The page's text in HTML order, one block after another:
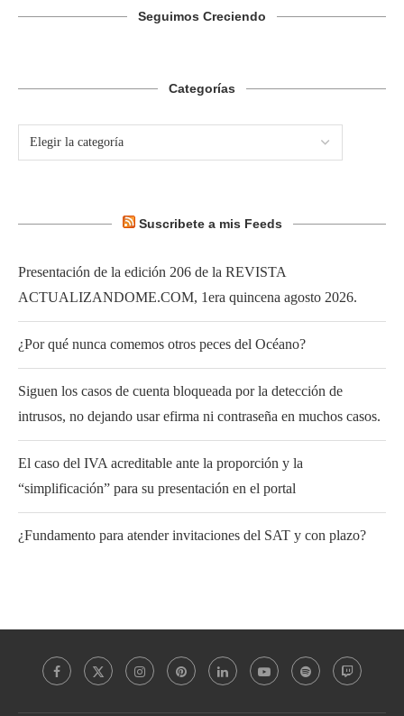
Seguimos Creciendo
Categorías
Suscribete a mis Feeds
Presentación de la edición 206 de la REVISTA
ACTUALIZANDOME.COM, 1era quincena agosto 2026.
¿Por qué nunca comemos otros peces del Océano?
Siguen los casos de cuenta bloqueada por la detección de
intrusos, no dejando usar efirma ni contraseña en muchos casos.
El caso del IVA acreditable ante la proporción y la
“simplificación” para su presentación en el portal
¿Fundamento para atender invitaciones del SAT y con plazo?